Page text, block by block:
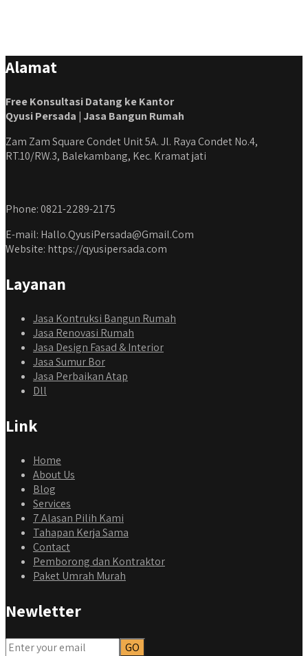
#jasabangunrumahjabodetabek #qyusipersada
qyusipersada
Dalah satu hasil karya Qyusi persada, merenovasi rumah
Alamat
Free Konsultasi Datang ke Kantor
Qyusi Persada | Jasa Bangun Rumah
Zam Zam Square Condet Unit 5A. Jl. Raya Condet No.4,
RT.10/RW.3, Balekambang, Kec. Kramat jati
Phone: 0821-2289-2175
E-mail: Hallo.QyusiPersada@Gmail.Com
Website: https://qyusipersada.com
Layanan
Jasa Kontruksi Bangun Rumah
Jasa Renovasi Rumah
Jasa Design Fasad & Interior
Jasa Sumur Bor
Jasa Perbaikan Atap
Dll
Link
Home
About Us
Blog
Services
7 Alasan Pilih Kami
Tahapan Kerja Sama
Contact
Pemborong dan Kontraktor
Paket Umrah Murah
Newletter